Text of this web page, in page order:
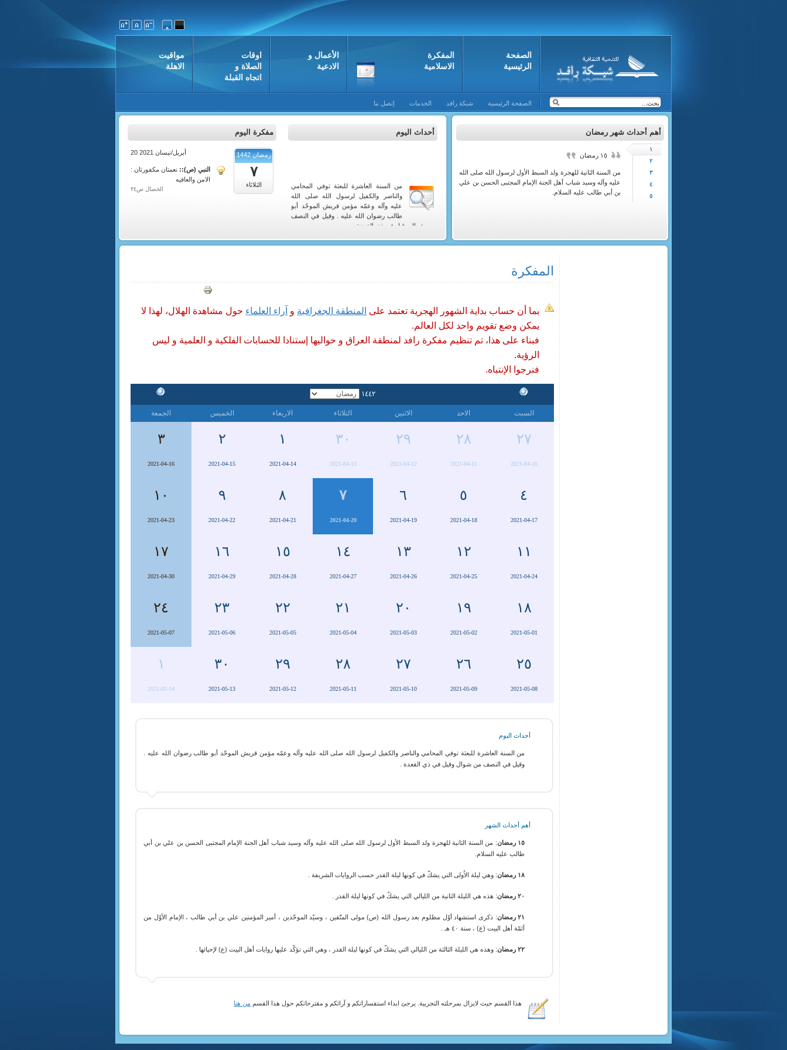
الصفحة
الرئيسية
المفکرة
الاسلامية
الأعمال و
الادعية
اوقات
الصلاة و
اتجاه القبلة
مواقيت
الاهلة
إتصل بنا الخدمات شبكة رافد الصفحة الرئيسية
مفكرة اليوم
رمضان 1442
٧
الثلاثاء
20 أبريل/نيسان 2021
النبي (ص):: نعمتان مكفورتان :
الامن والعافيه
الخصال ص٣٤
أحداث اليوم
من السنة العاشرة للبعثة توفي المحامي
والناصر والكفيل لرسول الله صلى الله
عليه وآله وعمّه مؤمن قريش الموحّد أبو
طالب رضوان الله عليه . وقيل في النصف
من شوال وقيل في ذي القعدة .
أهم أحداث شهر رمضان
١
٢
٣
٤
٥
١٥ رمضان
من السنة الثانية للهجرة ولد السبط الأول لرسول الله صلى الله
عليه وآله وسيد شباب أهل الجنة الإمام المجتبى الحسن بن علي
بن أبي طالب عليه السلام.
المفکرة
بما أن حساب بداية الشهور الهجرية تعتمد على المنطقة الجغرافية و آراء العلماء حول مشاهدة الهلال، لهذا لا
يمكن وضع تقويم واحد لكل العالم.
فبناء على هذا، تم تنظيم مفكرة رافد لمنطقة العراق و حواليها إستنادا للحسابات الفلكية و العلمية و ليس
الرؤية.
فنرجوا الإنتباه.
١٤٤٢
السبت الاحد الاثنين الثلاثاء الاربعاء الخميس الجمعة
٢٧
2021-04-10
٢٨
2021-04-11
٢٩
2021-04-12
٣٠
2021-04-13
١
2021-04-14
٢
2021-04-15
٣
2021-04-16
٤
2021-04-17
٥
2021-04-18
٦
2021-04-19
٧
2021-04-20
٨
2021-04-21
٩
2021-04-22
١٠
2021-04-23
١١
2021-04-24
١٢
2021-04-25
١٣
2021-04-26
١٤
2021-04-27
١٥
2021-04-28
١٦
2021-04-29
١٧
2021-04-30
١٨
2021-05-01
١٩
2021-05-02
٢٠
2021-05-03
٢١
2021-05-04
٢٢
2021-05-05
٢٣
2021-05-06
٢٤
2021-05-07
٢٥
2021-05-08
٢٦
2021-05-09
٢٧
2021-05-10
٢٨
2021-05-11
٢٩
2021-05-12
٣٠
2021-05-13
١
2021-05-14
أحداث اليوم
من السنة العاشرة للبعثة توفي المحامي والناصر والكفيل لرسول الله صلى الله عليه وآله وعمّه مؤمن قريش الموحّد أبو طالب رضوان الله عليه .
وقيل في النصف من شوال وقيل في ذي القعدة .
أهم أحداث الشهر
١٥ رمضان
: من السنة الثانية للهجرة ولد السبط الأول لرسول الله صلى الله عليه وآله وسيد شباب أهل الجنة الإمام المجتبى الحسن بن علي بن أبي
طالب عليه السلام.
١٨ رمضان : وهي ليلة الاُولى التي يشكّ في كونها ليلة القدر حسب الروايات الشريفة .
٢٠ رمضان : هذه هي الليلة الثانية من الليالي التي يشكّ في كونها ليلة القدر .
٢١ رمضان
: ذكرى استشهاد أوّل مظلوم بعد رسول الله (ص) مولى المتّقين ، وسيّد الموحّدين ، أمير المؤمنين علي بن أبي طالب ، الإمام الأوّل من
أئمّة أهل البيت (ع) ، سنة ٤٠ هـ .
٢٢ رمضان : وهذه هي الليلة الثالثة من الليالي التي يشكّ في كونها ليلة القدر ، وهي التي تؤكّد عليها روايات أهل البيت (ع) لإحيائها .
هذا القسم حيث لايزال بمرحلته التجربية. يرجئ ابداء استفساراتكم و آرائكم و مقترحاتكم حول هذا القسم من هنا